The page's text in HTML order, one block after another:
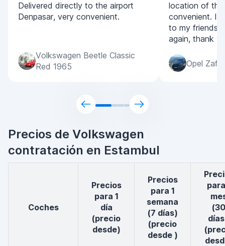
Delivered directly to the airport
Denpasar, very convenient.
Volkswagen Beetle Classic
Red 1965
location of the
convenient. I
to my friends
again, thank
Opel
Precios de Volkswagen
contratación en Estambul
coches
Precios
para 1
día
(precio
desde)
Precios
para 1
semana
(7 días)
(precio
desde )
Precios
(30